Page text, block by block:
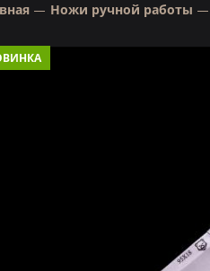
Ножи ручной работы